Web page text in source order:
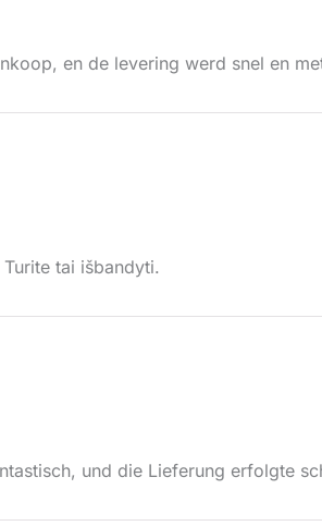
en de levering werd snel en
tai išbandyti.
und die Lieferung erfolgte